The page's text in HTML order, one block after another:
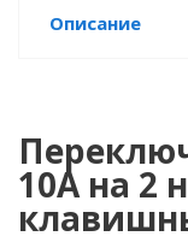
Описание
10А на 2